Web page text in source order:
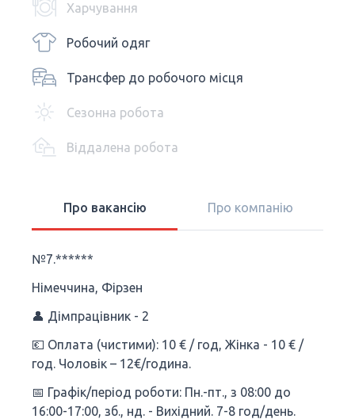
Харчування
Робочий одяг
Трансфер до робочого місця
Сезонна робота
Віддалена робота
Про вакансію Про компанію
№7.******
Німеччина, Фірзен
👤 Дімпрацівник - 2
💶 Оплата (чистими): 10 € / год, Жінка - 10 € /
год. Чоловік – 12€/година.
📅 Графік/період роботи: Пн.-пт., з 08:00 до
16:00-17:00, зб., нд. - Вихідний. 7-8 год/день.